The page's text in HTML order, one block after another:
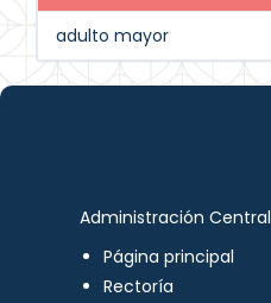
adulto mayor
Administración Central
Página principal
Rectoría